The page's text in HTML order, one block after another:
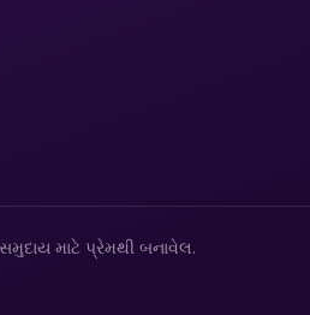
માટે પ્રેમથી બનાવેલ.